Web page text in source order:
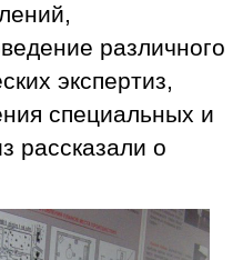
различного
экспертиз,
специальных и
рассказали о